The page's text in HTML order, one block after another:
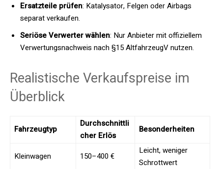
Ersatzteile prüfen: Katalysator, Felgen oder Airbags
separat verkaufen.
Seriöse Verwerter wählen: Nur Anbieter mit offiziellem
Verwertungsnachweis nach §15 AltfahrzeugV nutzen.
Realistische Verkaufspreise im
Überblick
Fahrzeugtyp
Durchschnittli
cher Erlös
Besonderheiten
Kleinwagen 150–400 €
Leicht, weniger
Schrottwert